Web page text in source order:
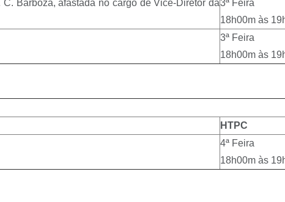
Barboza, afastada no cargo de Vice-Diretor da3ª Feira
18h00m às
3ª Feira
18h00m às
HTPC
4ª Feira
18h00m às